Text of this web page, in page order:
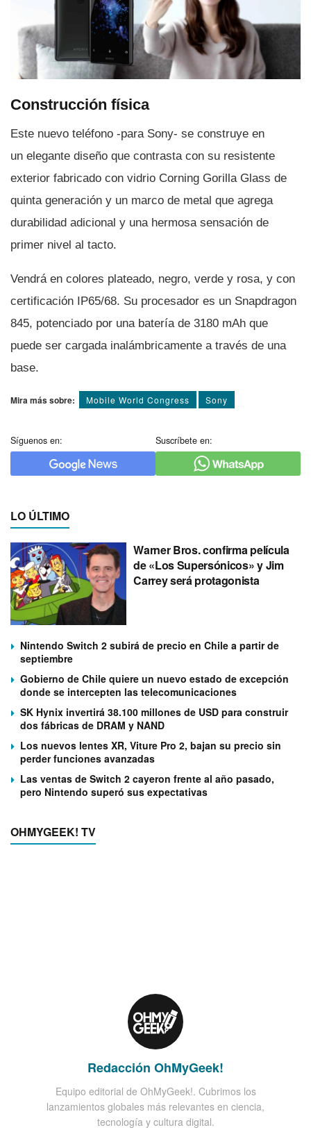
Construcción fí­sica
Este nuevo teléfono -para Sony- se construye en
un elegante diseño que contrasta con su resistente
exterior fabricado con vidrio Corning Gorilla Glass de
quinta generación y un marco de metal que agrega
durabilidad adicional y una hermosa sensación de
primer nivel al tacto.
Vendrá en colores plateado, negro, verde y rosa, y con
certificación IP65/68. Su procesador es un Snapdragon
845, potenciado por una baterí­a de 3180 mAh que
puede ser cargada inalámbricamente a través de una
base.
Mira más sobre: Mobile World Congress Sony
Síguenos en: Suscríbete en:
LO ÚLTIMO
Warner Bros. confirma película
de «Los Supersónicos» y Jim
Carrey será protagonista
Nintendo Switch 2 subirá de precio en Chile a partir de
septiembre
Gobierno de Chile quiere un nuevo estado de excepción
donde se intercepten las telecomunicaciones
SK Hynix invertirá 38.100 millones de USD para construir
dos fábricas de DRAM y NAND
Los nuevos lentes XR, Viture Pro 2, bajan su precio sin
perder funciones avanzadas
Las ventas de Switch 2 cayeron frente al año pasado,
pero Nintendo superó sus expectativas
OHMYGEEK! TV
Redacción OhMyGeek!
Equipo editorial de OhMyGeek!. Cubrimos los
lanzamientos globales más relevantes en ciencia,
tecnología y cultura digital.